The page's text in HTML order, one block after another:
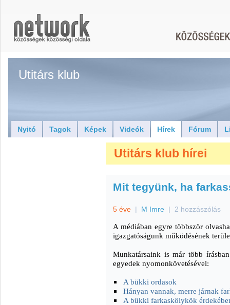
Utitárs klub
Nyitó Tagok Képek Videók Hírek Fórum
Utitárs klub hírei
Mit tegyünk, ha
5 éve | M Imre | 2 hozzászólás
A médiában egyre többször
igazgatóságunk működésének
Munkatársaink is már több
egyedek nyomonkövetésével:
A bükki ordasok
Hányan vannak, merre járnak
A bükki farkaskölykök